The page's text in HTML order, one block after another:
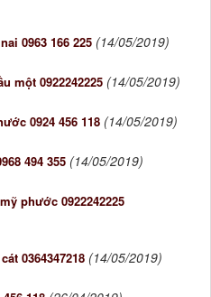
0963 166 225 (14/05/2019)
một 0922242225 (14/05/2019)
0924 456 118 (14/05/2019)
494 355 (14/05/2019)
phước 0922242225
0364347218 (14/05/2019)